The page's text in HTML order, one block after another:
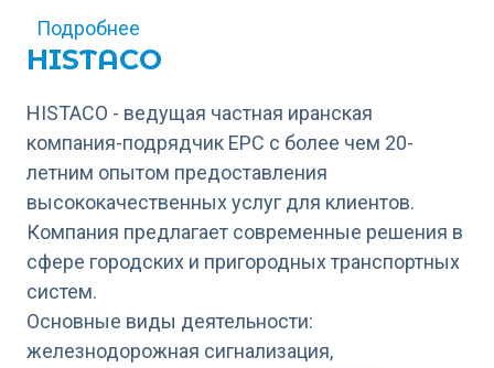
Подробнее
HISTACO
HISTACO - ведущая частная иранская
компания-подрядчик EPC с более чем 20-
летним опытом предоставления
высококачественных услуг для клиентов.
Компания предлагает современные решения в
сфере городских и пригородных транспортных
систем.
Основные виды деятельности:
железнодорожная сигнализация,